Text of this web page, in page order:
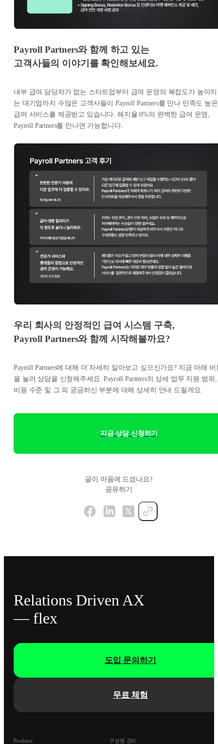
Payroll Partners와 함께 하고 있는
고객사들의 이야기를 확인해보세요.
내부 급여 담당자가 없는 스타트업부터 급여 운영의 복잡도가 높아지
는 대기업까지 수많은 고객사들이 Payroll Partners를 만나 만족도 높은
급여 서비스를 제공받고 있습니다. 해지율 0%의 완벽한 급여 운영,
Payroll Partners를 만나면 가능합니다.
우리 회사의 안정적인 급여 시스템 구축,
Payroll Partners와 함께 시작해볼까요?
Payroll Partners에 대해 더 자세히 알아보고 싶으신가요? 지금 아래 버
을 눌러 상담을 신청해주세요. Payroll Partners의 상세 업무 지원 범위,
비용 수준 및 그 외 궁금하신 부분에 대해 상세히 안내 드릴게요.
지금 상담 신청하기
글이 마음에 드셨나요?
공유하기
Relations Driven AX
— flex
무료 체험
도입 문의하기
Products 구성원 관리